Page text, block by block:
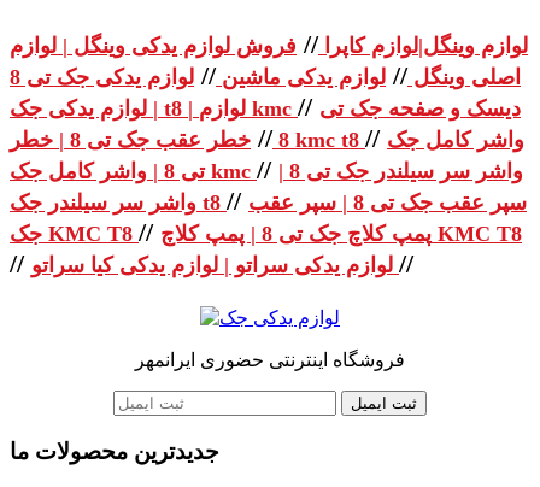
لوازم وینگل|لوازم کاپرا // فروش لوازم یدکی وینگل | لوازم
اصلی وینگل // لوازم یدکی ماشین //
لوازم یدکی جک تی 8
| لوازم یدکی جک t8 | لوازم kmc // دیسک و صفحه جک تی
8
// خطر عقب جک تی 8 | خطر kmc t8 // واشر کامل جک
تی 8 | واشر کامل جک kmc // واشر سر سیلندر جک تی 8 |
واشر سر سیلندر جک t8 // سپر عقب جک تی 8 | سپر عقب
جک KMC T8 // پمپ کلاچ جک تی 8 | پمپ کلاچ KMC T8
// //
فروشگاه اینترنتی حضوری ایرانمهر
ثبت ایمیل
جدیدترین محصولات ما